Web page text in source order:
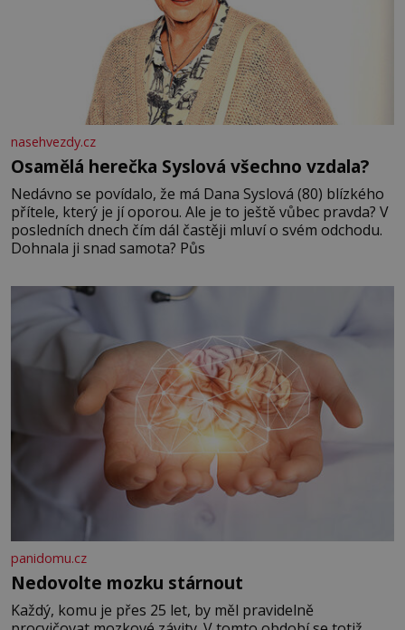
nasehvezdy.cz
Osamělá herečka Syslová všechno vzdala?
Nedávno se povídalo, že má Dana Syslová (80) blízkého
přítele, který je jí oporou. Ale je to ještě vůbec pravda? V
posledních dnech čím dál častěji mluví o svém odchodu.
Dohnala ji snad samota? Půs
panidomu.cz
Nedovolte mozku stárnout
Každý, komu je přes 25 let, by měl pravidelně